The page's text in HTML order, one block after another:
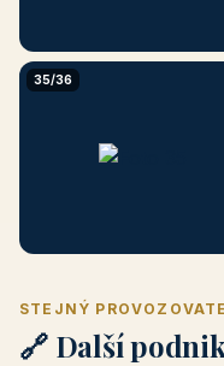
35/36
STEJNÝ
🔗 Další